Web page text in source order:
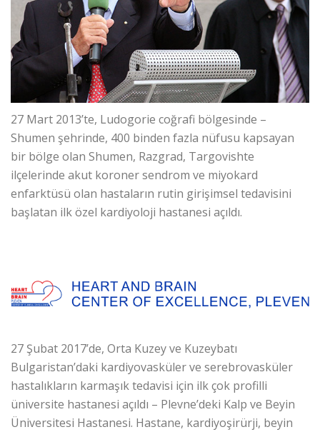
27 Mart 2013’te, Ludogorie coğrafi bölgesinde –
Shumen şehrinde, 400 binden fazla nüfusu kapsayan
bir bölge olan Shumen, Razgrad, Targovishte
ilçelerinde akut koroner sendrom ve miyokard
enfarktüsü olan hastaların rutin girişimsel tedavisini
başlatan ilk özel kardiyoloji hastanesi açıldı.
27 Şubat 2017’de, Orta Kuzey ve Kuzeybatı
Bulgaristan’daki kardiyovasküler ve serebrovasküler
hastalıkların karmaşık tedavisi için ilk çok profilli
üniversite hastanesi açıldı – Plevne’deki Kalp ve Beyin
Üniversitesi Hastanesi. Hastane, kardiyoşirürji, beyin